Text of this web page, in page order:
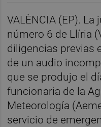
VALÈNCIA (EP).
número 6 de Llíria
diligencias previas
de un audio
que se produjo el
funcionaria de la
Meteorología
servicio de